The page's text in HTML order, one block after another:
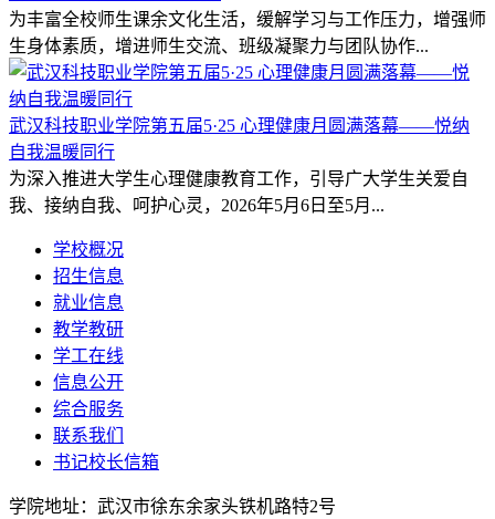
为丰富全校师生课余文化生活，缓解学习与工作压力，增强师
生身体素质，增进师生交流、班级凝聚力与团队协作...
武汉科技职业学院第五届5·25 心理健康月圆满落幕——悦纳
自我温暖同行
为深入推进大学生心理健康教育工作，引导广大学生关爱自
我、接纳自我、呵护心灵，2026年5月6日至5月...
学校概况
招生信息
就业信息
教学教研
学工在线
信息公开
综合服务
联系我们
书记校长信箱
学院地址： 武汉市徐东余家头铁机路特2号